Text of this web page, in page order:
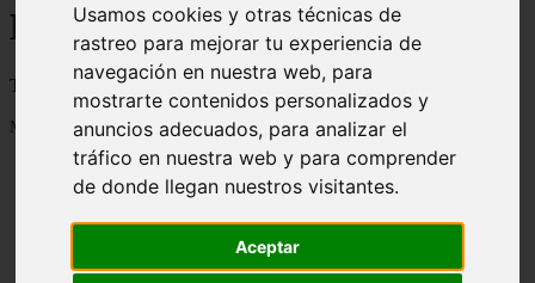
Usamos cookies y otras técnicas de
rastreo para mejorar tu experiencia de
navegación en nuestra web, para
mostrarte contenidos personalizados y
anuncios adecuados, para analizar el
tráfico en nuestra web y para comprender
de donde llegan nuestros visitantes.
Aceptar
Blog sobre gatos
Todo sobre gatos, nombres de gatos y razas de gatos
Mostrando 1 - 24 de 2800 artículos